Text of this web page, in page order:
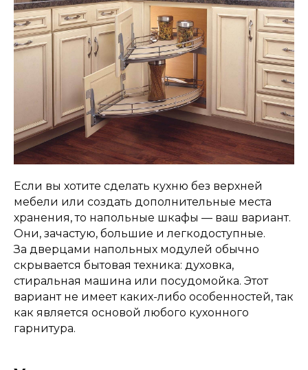
Если вы хотите сделать кухню без верхней
мебели или создать дополнительные места
хранения, то напольные шкафы — ваш вариант.
Они, зачастую, большие и легкодоступные.
За дверцами напольных модулей обычно
скрывается бытовая техника: духовка,
стиральная машина или посудомойка. Этот
вариант не имеет каких-либо особенностей, так
как является основой любого кухонного
гарнитура.